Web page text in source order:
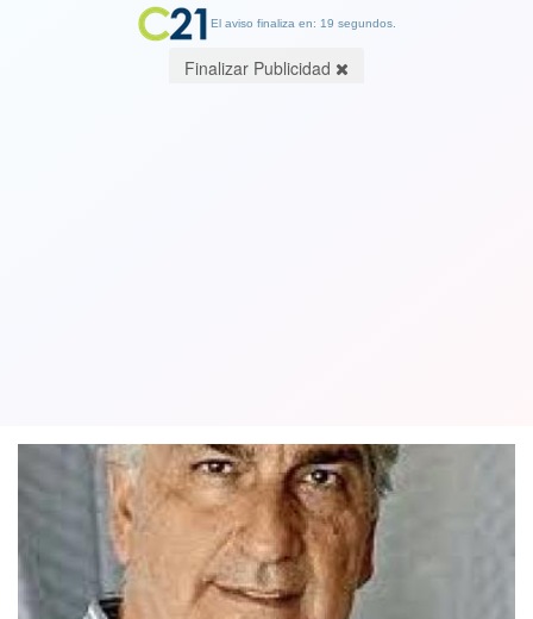
El aviso finaliza en: 19 segundos.
Finalizar Publicidad